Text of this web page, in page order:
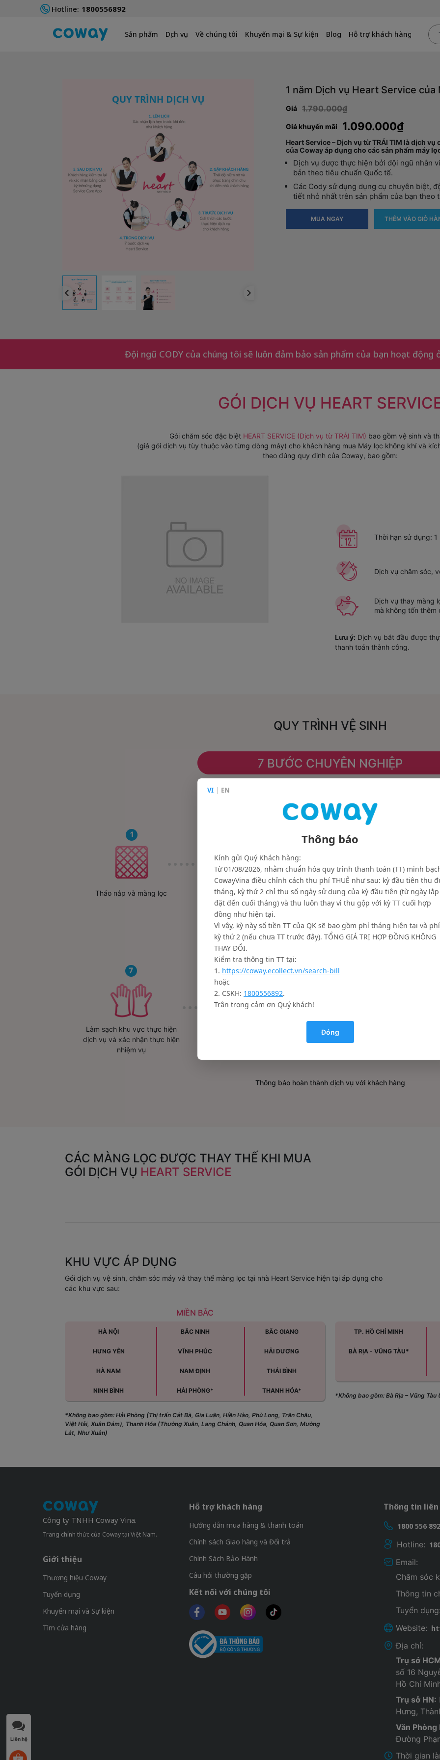
Hotline: 1800556892
Sản phẩm Dịch vụ Về chúng tôi Khuyến mại & Sự kiện Blog Hỗ trợ khách hàng
1 năm Dịch vụ Heart Service
Giá 1.790.000₫
Giá khuyến mãi 1.090.000₫
Heart Service – Dịch vụ từ TRÁI TIM là dịch
của Coway áp dụng cho các sản phẩm máy
Dịch vụ được thực hiện bởi đội ngũ nhân
bản theo tiêu chuẩn Quốc tế.
Các Cody sử dụng dụng cụ chuyên biệt,
tiết nhỏ nhất trên sản phẩm của bạn theo
MUA NGAY THÊM VÀO GIỎ
Đội ngũ CODY của chúng tôi sẽ luôn đảm bảo sản phẩm của bạn hoạt
GÓI DỊCH VỤ HEART
Gói chăm sóc đặc biệt HEART SERVICE (Dịch vụ từ TRÁI TIM) bao gồm vệ sinh và
(giá gói dịch vụ tùy thuộc vào từng dòng máy) cho khách hàng mua Máy lọc không khí và
theo đúng quy định của Coway, bao gồm:
Thời hạn sử dụng: 1
Dịch vụ chăm sóc,
Dịch vụ thay màng
mà không tốn thêm
Lưu ý: Dịch vụ bắt đầu được
thanh toán thành công.
QUY TRÌNH VỆ SINH
7 BƯỚC CHUYÊN NGHIỆP
Tháo nắp và màng lọc
Vệ sinh thay thế màng lọc
(Nếu đến chu kỳ)
Làm sạch bên trong máy:
Nắp máy, quạt hút, cửa
Kiểm tra chức năng máy:
Làm sạch khu vực thực hiện
dịch vụ và xác nhận thực hiện
nhiệm vụ
Thông báo hoàn thành dịch vụ với khách hàng
CÁC MÀNG LỌC ĐƯỢC THAY THẾ KHI MUA
GÓI DỊCH VỤ HEART SERVICE
KHU VỰC ÁP DỤNG
Gói dịch vụ vệ sinh, chăm sóc máy và thay thế màng lọc tại nhà Heart Service hiện tại áp dụng cho
các khu vực sau:
MIỀN BẮC
HÀ NỘI BẮC NINH BẮC GIANG
HƯNG YÊN VĨNH PHÚC HẢI DƯƠNG
HÀ NAM NAM ĐỊNH THÁI BÌNH
NINH BÌNH HẢI PHÒNG* THANH HÓA*
*Không bao gồm: Hải Phòng (Thị trấn Cát Bà, Gia Luận, Hiền Hào, Phù Long, Trân Châu,
Việt Hải, Xuân Đám), Thanh Hóa (Thường Xuân, Lang Chánh, Quan Hóa, Quan Sơn, Mường
Lát, Như Xuân)
TP. HỒ CHÍ MINH
BÀ RỊA - VŨNG TÀU*
*Không bao gồm: Bà Rịa – Vũng Tàu
Công ty TNHH Coway Vina.
Trang chính thức của Coway tại Việt Nam.
Giới thiệu
Thương hiệu Coway
Tuyển dụng
Khuyến mại và Sự kiện
Tìm cửa hàng
Hỗ trợ khách hàng
Hướng dẫn mua hàng & thanh toán
Chính sách Giao hàng và Đổi trả
Chính Sách Bảo Hành
Câu hỏi thường gặp
Kết nối với chúng tôi
Thông tin liên
1800 556
Hotline:
Email:
Chăm sóc
Thông tin
Tuyển
Website:
Địa chỉ:
Trụ sở
số 16
Hồ Chí
Trụ sở HN:
Hưng,
Văn Phòng
Đường
Thời gian
Liên hệ
VI | EN
Thông báo
Kính gửi Quý Khách hàng:
Từ 01/08/2026, nhằm chuẩn hóa quy trình thanh toán (TT) minh
CowayVina điều chỉnh cách thu phí THUÊ như sau: kỳ đầu tiên thu
tháng, kỳ thứ 2 chỉ thu số ngày sử dụng của kỳ đầu tiên (từ ngày lắp
đặt đến cuối tháng) và thu luôn thay vì thu gộp với kỳ TT cuối hợp
đồng như hiện tại.
Vì vậy, kỳ này số tiền TT của QK sẽ bao gồm phí tháng hiện tại và phí
kỳ thứ 2 (nếu chưa TT trước đây). TỔNG GIÁ TRỊ HỢP ĐỒNG KHÔNG
THAY ĐỔI.
Kiểm tra thông tin TT tại:
1. https://coway.ecollect.vn/search-bill
hoặc
2. CSKH: 1800556892.
Trân trọng cảm ơn Quý khách!
Đóng